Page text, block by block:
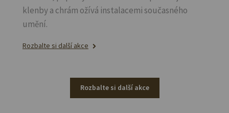
klenby a chrám ožívá instalacemi současného
umění.
Rozbalte si další akce
Rozbalte si další akce